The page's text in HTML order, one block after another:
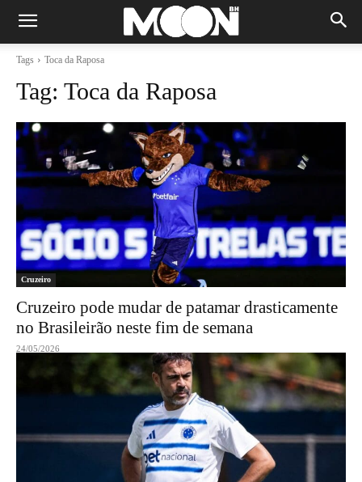
Tags Toca da Raposa
Tag: Toca da Raposa
Cruzeiro
Cruzeiro pode mudar de patamar drasticamente
no Brasileirão neste fim de semana
24/05/2026